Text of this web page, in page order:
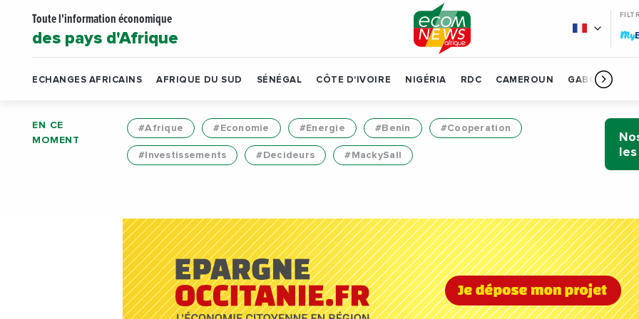
Toute l'information économique
des pays d'Afrique My
ECHANGES AFRICAINS AFRIQUE DU SUD SÉNÉGAL CÔTE D'IVOIRE NIGÉRIA RDC CAMEROUN GABON
EN CE
MOMENT
#Afrique #Economie #Energie #Benin #Cooperation
#Investissements #Decideurs #MackySall